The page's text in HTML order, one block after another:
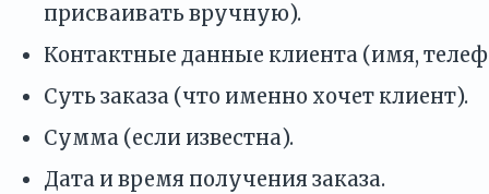
присваивать вручную).
Контактные данные клиента (имя,
Суть заказа (что именно хочет клиент).
Сумма (если известна).
Дата и время получения заказа.